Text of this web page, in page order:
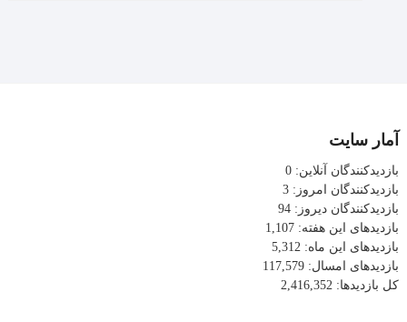
آمار سایت
بازدیدکنندگان آنلاین: 0
بازدیدکنندگان امروز: 3
بازدیدکنندگان دیروز: 94
بازدیدهای این هفته: 1,107
بازدیدهای این ماه: 5,312
بازدیدهای امسال: 117,579
کل بازدیدها: 2,416,352